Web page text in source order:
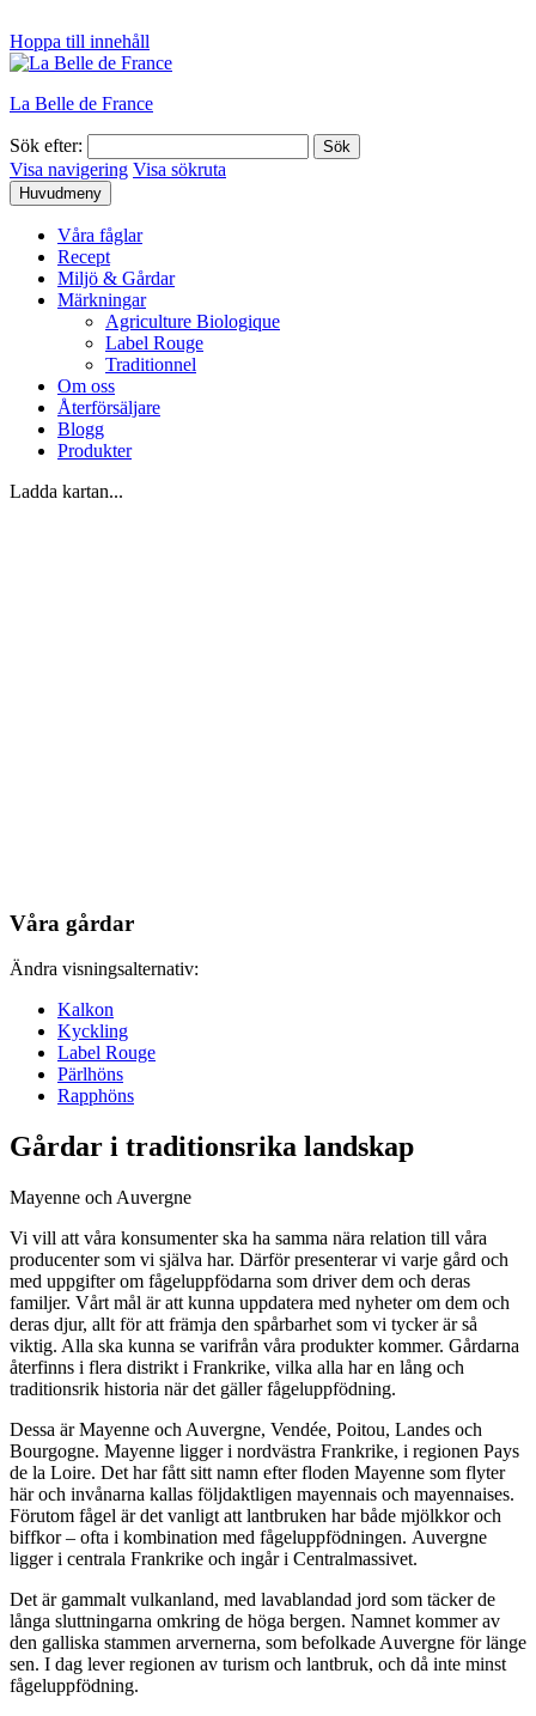
Hoppa till innehåll
La Belle de France
Sök efter:
Visa navigering Visa sökruta
Huvudmeny
Våra fåglar
Recept
Miljö & Gårdar
Märkningar
Agriculture Biologique
Label Rouge
Traditionnel
Om oss
Återförsäljare
Blogg
Produkter
Ladda kartan...
Våra gårdar
Ändra visningsalternativ:
Kalkon
Kyckling
Label Rouge
Pärlhöns
Rapphöns
Gårdar i traditionsrika landskap
Mayenne och Auvergne
Vi vill att våra konsumenter ska ha samma nära relation till våra
producenter som vi själva har. Därför presenterar vi varje gård och
med uppgifter om fågeluppfödarna som driver dem och deras
familjer. Vårt mål är att kunna uppdatera med nyheter om dem och
deras djur, allt för att främja den spårbarhet som vi tycker är så
viktig. Alla ska kunna se varifrån våra produkter kommer. Gårdarna
återfinns i flera distrikt i Frankrike, vilka alla har en lång och
traditionsrik historia när det gäller fågeluppfödning.
Dessa är Mayenne och Auvergne, Vendée, Poitou, Landes och
Bourgogne. Mayenne ligger i nordvästra Frankrike, i regionen Pays
de la Loire. Det har fått sitt namn efter floden Mayenne som flyter
här och invånarna kallas följdaktligen mayennais och mayennaises.
Förutom fågel är det vanligt att lantbruken har både mjölkkor och
biffkor – ofta i kombination med fågeluppfödningen. Auvergne
ligger i centrala Frankrike och ingår i Centralmassivet.
Det är gammalt vulkanland, med lavablandad jord som täcker de
långa sluttningarna omkring de höga bergen. Namnet kommer av
den galliska stammen arvernerna, som befolkade Auvergne för länge
sen. I dag lever regionen av turism och lantbruk, och då inte minst
fågeluppfödning.